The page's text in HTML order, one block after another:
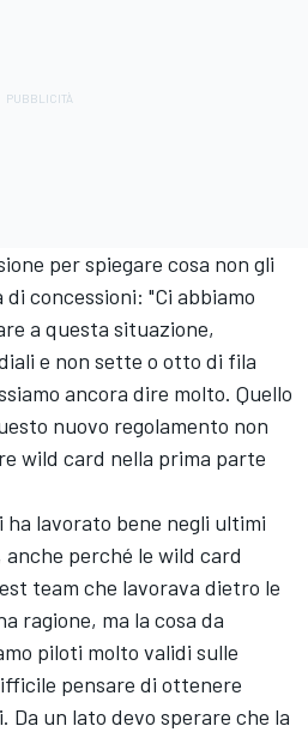
per spiegare cosa non gli
concessioni: "Ci abbiamo
a questa situazione,
e non sette o otto di fila
ancora dire molto. Quello
nuovo regolamento non
wild card nella prima parte
lavorato bene negli ultimi
perché le wild card
team che lavorava dietro le
ragione, ma la cosa da
piloti molto validi sulle
pensare di ottenere
Da un lato devo sperare che la